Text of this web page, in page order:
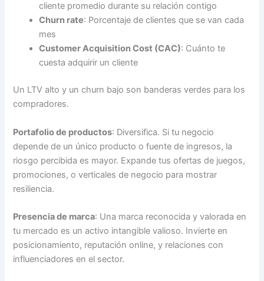
cliente promedio durante su relación contigo
Churn rate: Porcentaje de clientes que se van cada
mes
Customer Acquisition Cost (CAC): Cuánto te
cuesta adquirir un cliente
Un LTV alto y un churn bajo son banderas verdes para los
compradores.
Portafolio de productos: Diversifica. Si tu negocio
depende de un único producto o fuente de ingresos, la
riosgo percibida es mayor. Expande tus ofertas de juegos,
promociones, o verticales de negocio para mostrar
resiliencia.
Presencia de marca: Una marca reconocida y valorada en
tu mercado es un activo intangible valioso. Invierte en
posicionamiento, reputación online, y relaciones con
influenciadores en el sector.